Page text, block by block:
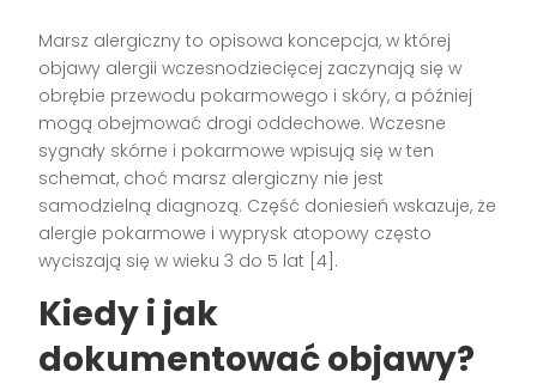
Marsz alergiczny to opisowa koncepcja, w której
objawy alergii wczesnodziecięcej zaczynają się w
obrębie przewodu pokarmowego i skóry, a później
mogą obejmować drogi oddechowe. Wczesne
sygnały skórne i pokarmowe wpisują się w ten
schemat, choć marsz alergiczny nie jest
samodzielną diagnozą. Część doniesień wskazuje, że
alergie pokarmowe i wyprysk atopowy często
wyciszają się w wieku 3 do 5 lat [4].
Kiedy i jak
dokumentować objawy?